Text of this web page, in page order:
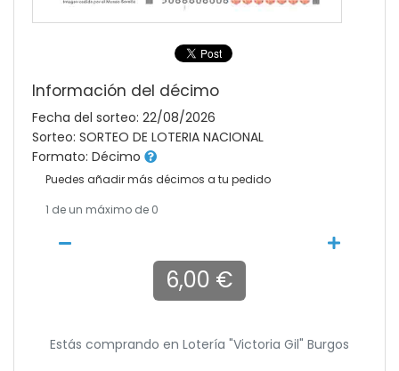
Información del décimo
Fecha del sorteo: 22/08/2026
Sorteo: SORTEO DE LOTERIA NACIONAL
Formato: Décimo
Puedes añadir más décimos a tu pedido
1 de un máximo de 0
6,00 €
Estás comprando en Lotería "victoria Gil" Burgos